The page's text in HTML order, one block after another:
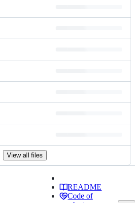
View all files
README
Code of